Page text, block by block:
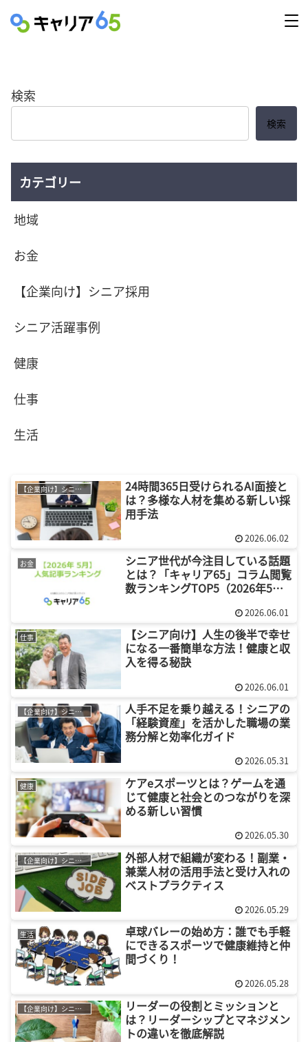
検索
検索
カテゴリー
地域
お金
【企業向け】シニア採用
シニア活躍事例
健康
仕事
生活
【企業向け】シニア採用
24時間365日受けられるAI面接と
は？多様な人材を集める新しい採
用手法
2026.06.02
お金
シニア世代が今注目している話題
とは？「キャリア65」コラム閲覧
数ランキングTOP5（2026年5
2026.06.01
仕事
【シニア向け】人生の後半で幸せ
になる一番簡単な方法！健康と収
入を得る秘訣
2026.06.01
【企業向け】シニア採用
人手不足を乗り越える！シニアの
「経験資産」を活かした職場の業
務分解と効率化ガイド
2026.05.31
健康
ケアeスポーツとは？ゲームを通
じて健康と社会とのつながりを深
める新しい習慣
2026.05.30
【企業向け】シニア採用
外部人材で組織が変わる！副業・
兼業人材の活用手法と受け入れの
ベストプラクティス
2026.05.29
生活
卓球バレーの始め方：誰でも手軽
にできるスポーツで健康維持と仲
間づくり！
2026.05.28
【企業向け】シニア採用
リーダーの役割とミッションと
は？リーダーシップとマネジメン
トの違いを徹底解説